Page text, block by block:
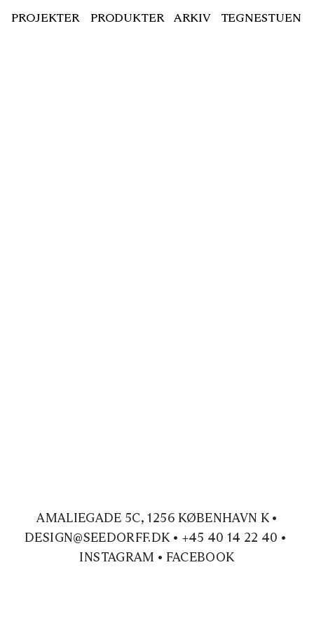
PROJEKTER PRODUKTER ARKIV TEGNESTUEN
AMALIEGADE 5C, 1256 KØBENHAVN K •
DESIGN@SEEDORFF.DK • +45 40 14 22 40 •
INSTAGRAM • FACEBOOK